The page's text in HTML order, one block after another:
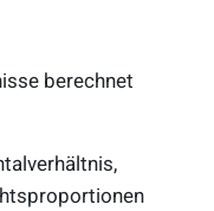
berechnet